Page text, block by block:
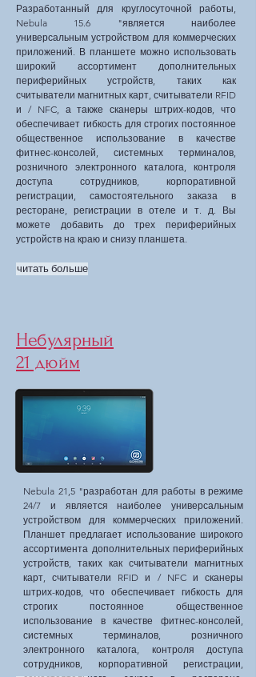
Разработанный для круглосуточной работы,
Nebula 15.6 "является наиболее
универсальным устройством для коммерческих
приложений. В планшете можно использовать
широкий ассортимент дополнительных
периферийных устройств, таких как
считыватели магнитных карт, считыватели RFID
и / NFC, а также сканеры штрих-кодов, что
обеспечивает гибкость для строгих постоянное
общественное использование в качестве
фитнес-консолей, системных терминалов,
розничного электронного каталога, контроля
доступа сотрудников, корпоративной
регистрации, самостоятельного заказа в
ресторане, регистрации в отеле и т. д. Вы
можете добавить до трех периферийных
устройств на краю и снизу планшета.
читать больше
Небулярный
21 дюйм
Nebula 21,5 "разработан для работы в режиме
24/7 и является наиболее универсальным
устройством для коммерческих приложений.
Планшет предлагает использование широкого
ассортимента дополнительных периферийных
устройств, таких как считыватели магнитных
карт, считыватели RFID и / NFC и сканеры
штрих-кодов, что обеспечивает гибкость для
строгих постоянное общественное
использование в качестве фитнес-консолей,
системных терминалов, розничного
электронного каталога, контроля доступа
сотрудников, корпоративной регистрации,